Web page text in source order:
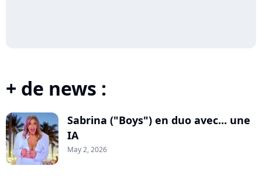
+ de news :
Sabrina ("Boys") en duo avec... une
IA
May 2, 2026